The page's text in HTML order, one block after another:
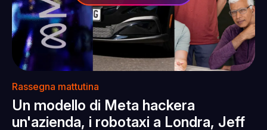
Rassegna mattutina
Un modello di Meta hackera
un'azienda, i robotaxi a Londra, Jeff